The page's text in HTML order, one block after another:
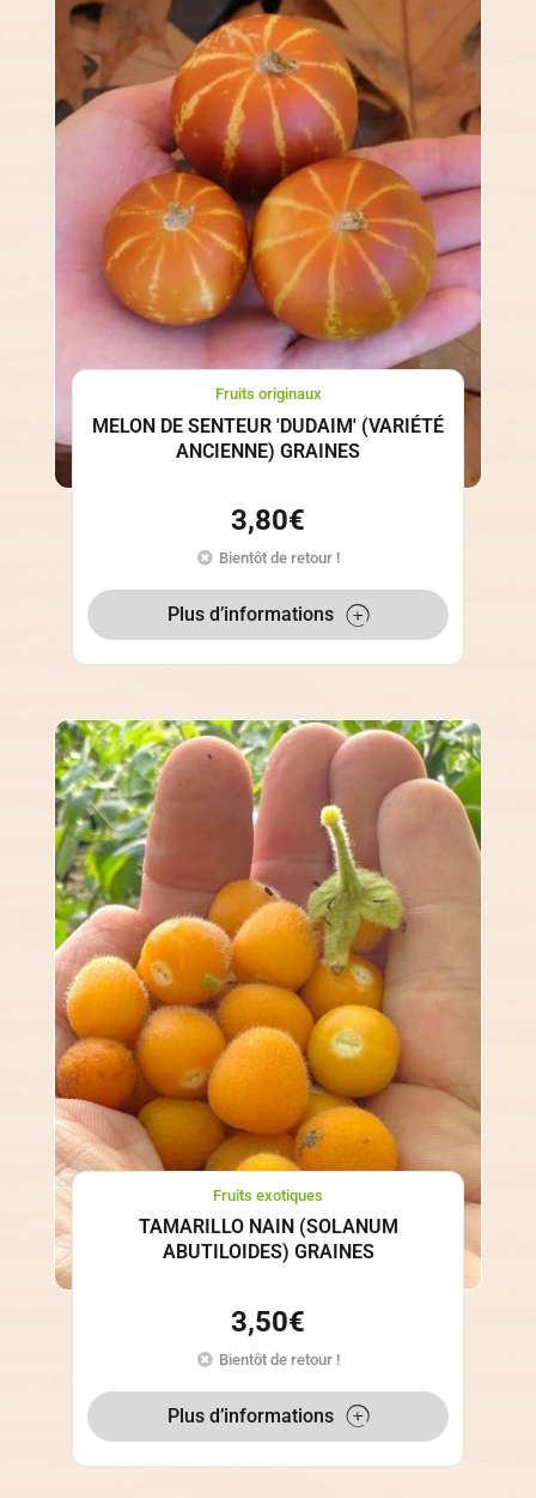
Fruits originaux
MELON DE SENTEUR 'DUDAIM' (VARIÉTÉ
ANCIENNE) GRAINES
3,80€
Bientôt de retour !
Plus d’informations
Fruits exotiques
TAMARILLO NAIN (SOLANUM
ABUTILOIDES) GRAINES
3,50€
Bientôt de retour !
Plus d’informations